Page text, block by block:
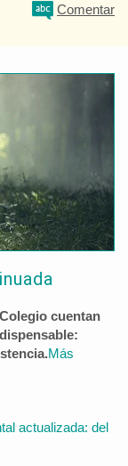
Comentar
cuentan
Más
actualizada: del